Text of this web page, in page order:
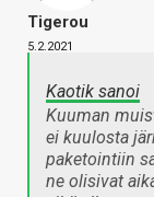
Tigerou
5.2.2021
Kaotik sanoi
Kuuman
ei kuulosta
paketointiin
ne olisivat